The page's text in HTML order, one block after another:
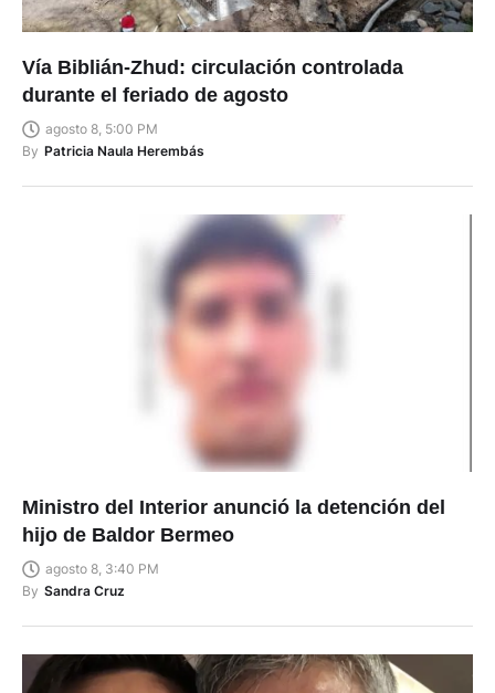
Vía Biblián-Zhud: circulación controlada
durante el feriado de agosto
agosto 8, 5:00 PM
By Patricia Naula Herembás
Ministro del Interior anunció la detención del
hijo de Baldor Bermeo
agosto 8, 3:40 PM
By Sandra Cruz